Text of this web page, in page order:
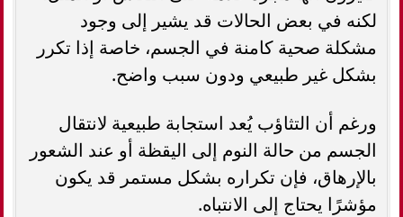
لكنه في بعض الحالات قد يشير إلى وجود
مشكلة صحية كامنة في الجسم، خاصة إذا تكرر
بشكل غير طبيعي ودون سبب واضح.
ورغم أن التثاؤب يُعد استجابة طبيعية لانتقال
الجسم من حالة النوم إلى اليقظة أو عند الشعور
بالإرهاق، فإن تكراره بشكل مستمر قد يكون
مؤشرًا يحتاج إلى الانتباه.